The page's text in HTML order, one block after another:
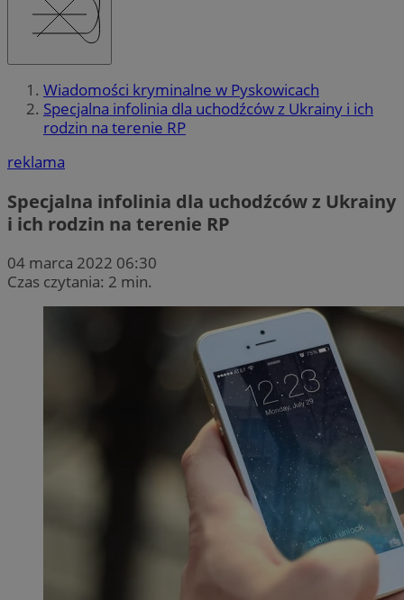
Wiadomości kryminalne w Pyskowicach
Specjalna infolinia dla uchodźców z Ukrainy i ich
rodzin na terenie RP
reklama
Specjalna infolinia dla uchodźców z Ukrainy
i ich rodzin na terenie RP
04 marca 2022 06:30
Czas czytania: 2 min.